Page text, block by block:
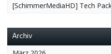
[SchimmerMediaHD] Tech
Archiv